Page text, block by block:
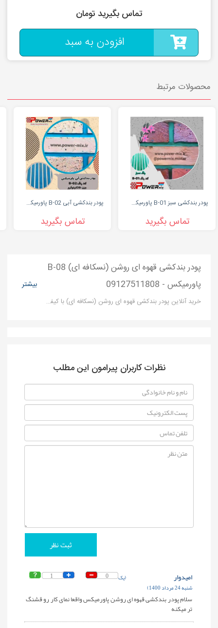
تماس بگیرید تومان
افزودن به سبد
محصولات مرتبط
پودر بندکشی سبز B-01 پاورمیکس | 09127511808
تماس بگیرید
پودر بندکشی آبی B-02 پاورمیکس 09127511808
تماس بگیرید
پودر بندکشی قهوه ای روشن (نسکافه ای) B-08
پاورمیکس - 09127511808
خرید آنلاین پودر بندکشی قهوه ای روشن (نسکافه ای) با کیفیت بسیار عالی - شرکت بزرگ پاور میکس تولید کننده انواع پودربندکشی در رنگ های مختلف می باشد.محصول نانو بندکشی پاورمیکس از نظر ساختار فیزیکی کیفیت بالا و قدرت چسبندگی مناسبی دارد .
بیشتر
نظرات کاربران پیرامون این مطلب
1 0 امیدوار
(یک
شنبه 24 مرداد 1400)
سلام پودر بندکشی قهوه ای روشن پاورمیکس واقعا نمای کار رو قشنگ
تر میکنه